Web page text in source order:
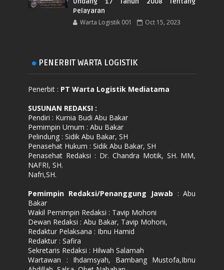
Pelayaran
Warta Logistik 001 Oct 15, 2023
PENERBIT WARTA LOGISTIK
Penerbit : PT Warta Logistik Mediatama
SUSUNAN REDAKSI :
Pendiri : Kurnia Budi Abu Bakar
Pemimpin Umum : Abu Bakar
Pelindung : Sidik Abu Bakar, SH
Penasehat Hukum : Sidik Abu Bakar, SH
Penasehat Redaksi : Dr. Chandra Motik, SH. MM,
NAFRI, SH.
Nafri,SH.
Pemimpin Redaksi/Penanggung Jawab : Abu
Bakar
Wakil Pemimpin Redaksi : Tavip Mohoni
Dewan Redaksi : Abu Bakar, Tavip Mohoni,
Redaktur Pelaksana : Ibnu Hamid
Redaktur : Safira
Sekretaris Redaksi : Hilwah Salamah
Wartawan : Ihdamsyah, Bambang Mustofa,Ibnu